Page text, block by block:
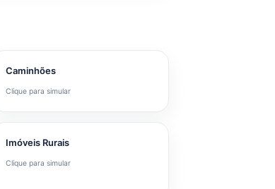
Caminhões
Clique para simular
Imóveis Rurais
Clique para simular